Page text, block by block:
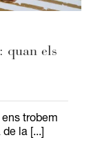
quan els
trobem
la [...]